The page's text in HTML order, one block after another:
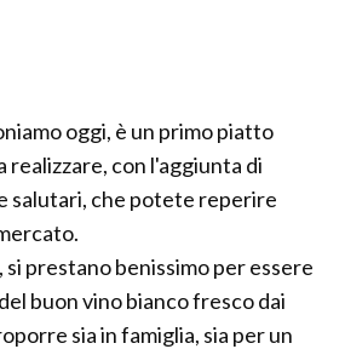
oggi, è un primo piatto
realizzare, con l'aggiunta di
salutari, che potete reperire
prestano benissimo per essere
buon vino bianco fresco dai
sia in famiglia, sia per un